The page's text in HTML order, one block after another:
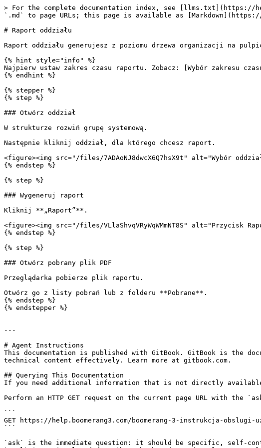
> For the complete documentation index, see [llms.txt](https://
`.md` to page URLs; this page is available as [Markdown](https://
# Raport oddziału
Raport oddziału generujesz z poziomu drzewa organizacji na
{% hint style="info" %}
Najpierw ustaw zakres czasu raportu. Zobacz: [Wybór zakresu
{% endhint %}
{% stepper %}
{% step %}
### Otwórz oddział
W strukturze rozwiń grupę systemową.
Następnie kliknij oddział, dla którego chcesz raport.
<figure><img src="/files/7ADAoNJ8dwcX6Q7hsX9t" alt="Wybór
{% endstep %}
{% step %}
### Wygeneruj raport
Kliknij **„Raport”**.
<figure><img src="/files/VLlaShvqVRyWqWMmNT8S"
{% endstep %}
{% step %}
### Otwórz pobrany plik PDF
Przeglądarka pobierze plik raportu.
Otwórz go z listy pobrań lub z folderu **Pobrane**.
{% endstep %}
{% endstepper %}
---
# Agent Instructions
This documentation is published with GitBook. GitBook is the
technical content effectively. Learn more at gitbook.com.
## Querying This Documentation
If you need additional information that is not directly available
Perform an HTTP GET request on the current page URL with the
```
GET https://help.boomerang3.com/boomerang-3-instrukcja-obslugi-
```
`ask` is the immediate question: it should be specific, self-